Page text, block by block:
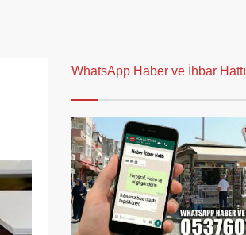
WhatsApp Haber ve İhbar Hattı